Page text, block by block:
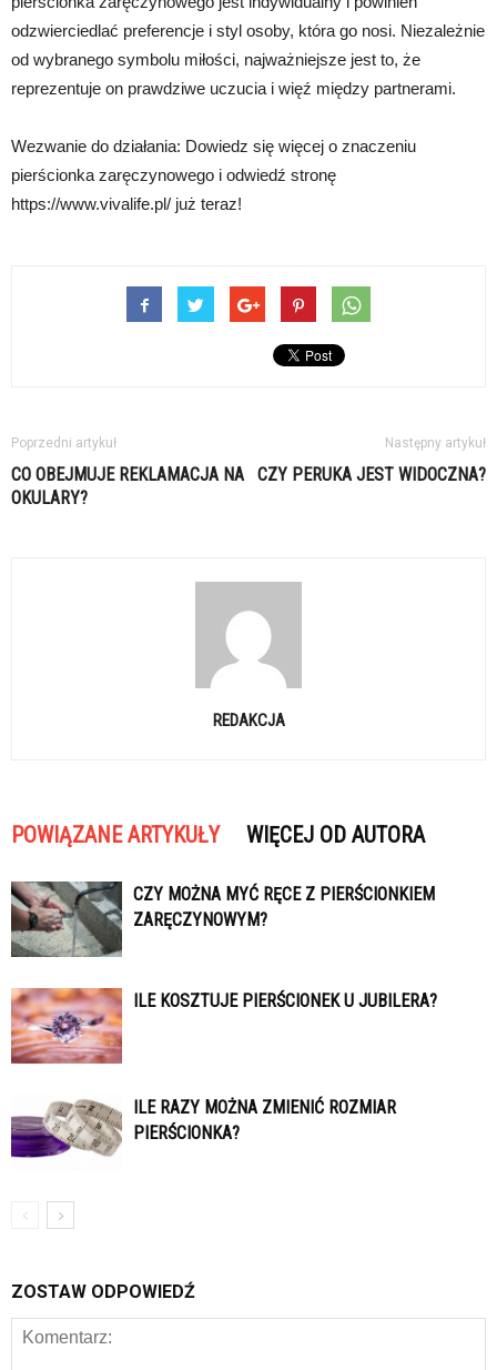
odzwierciedlać preferencje i styl osoby, która go nosi. Niezależnie
od wybranego symbolu miłości, najważniejsze jest to, że
reprezentuje on prawdziwe uczucia i więź między partnerami.
Wezwanie do działania: Dowiedz się więcej o znaczeniu
pierścionka zaręczynowego i odwiedź stronę
https://www.vivalife.pl/ już teraz!
Poprzedni artykuł
CO OBEJMUJE REKLAMACJA NA
OKULARY?
Następny artykuł
CZY PERUKA JEST WIDOCZNA?
REDAKCJA
POWIĄZANE ARTYKUŁY WIĘCEJ OD AUTORA
CZY MOŻNA MYĆ RĘCE Z PIERŚCIONKIEM
ZARĘCZYNOWYM?
ILE KOSZTUJE PIERŚCIONEK U JUBILERA?
ILE RAZY MOŻNA ZMIENIĆ ROZMIAR
PIERŚCIONKA?
ZOSTAW ODPOWIEDŹ